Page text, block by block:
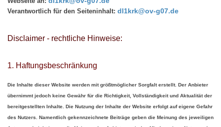
Verantwortlich für den Seiteninhalt: dl1krk@ov-g07.de
Disclaimer - rechtliche Hinweise:
1. Haftungsbeschränkung
Die Inhalte dieser Website werden mit größtmöglicher Sorgfalt erstellt. Der Anbieter
übernimmt jedoch keine Gewähr für die Richtigkeit, Vollständigkeit und Aktualität der
bereitgestellten Inhalte. Die Nutzung der Inhalte der Website erfolgt auf eigene Gefahr
des Nutzers. Namentlich gekennzeichnete Beiträge geben die Meinung des jeweiligen